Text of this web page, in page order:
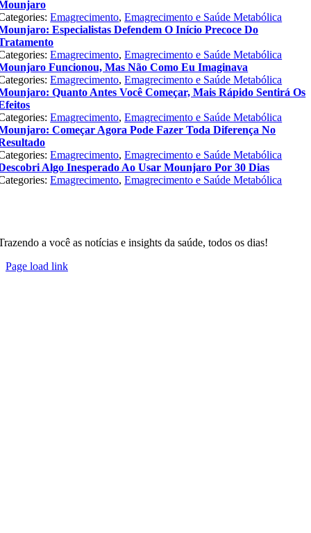
Emagrecimento,Emagrecimento e Saúde Metabólica
Especialistas Defendem O Início Precoce Do
Emagrecimento,Emagrecimento e Saúde Metabólica
Funcionou, Mas Não Como Eu Imaginava
Emagrecimento,Emagrecimento e Saúde Metabólica
Quanto Antes Você Começar, Mais Rápido Sentirá Os
Emagrecimento,Emagrecimento e Saúde Metabólica
Começar Agora Pode Fazer Toda Diferença No
Emagrecimento,Emagrecimento e Saúde Metabólica
Algo Inesperado Ao Usar Mounjaro Por 30 Dias
Emagrecimento,Emagrecimento e Saúde Metabólica
a você as notícias e insights da saúde, todos os dias!
Page load link